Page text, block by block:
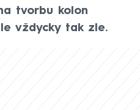
tvorbu kolon
vždycky tak zle.